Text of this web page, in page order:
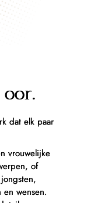
dat elk paar
vrouwelijke
of
en wensen.